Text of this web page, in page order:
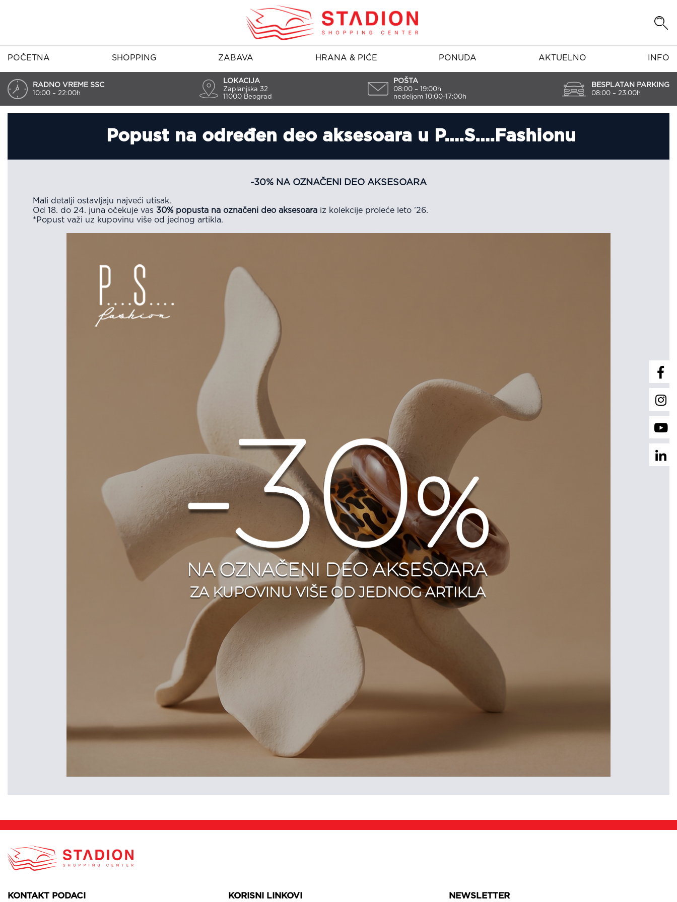
POČETNA SHOPPING ZABAVA HRANA & PIĆE PONUDA AKTUELNO INFO
RADNO VREME SSC
10:00 – 22:00h
LOKACIJA
Zaplanjska 32
11000 Beograd
POŠTA
08:00 – 19:00h
nedeljom 10:00-17:00h
BESPLATAN PARKING
08:00 – 23:00h
Popust na određen deo aksesoara u P….S….Fashionu
-30% NA OZNAČENI DEO AKSESOARA
Mali detalji ostavljaju najveći utisak.
Od 18. do 24. juna očekuje vas 30% popusta na označeni deo aksesoara iz kolekcije proleće leto ’26.
*Popust važi uz kupovinu više od jednog artikla.
KONTAKT PODACI KORISNI LINKOVI NEWSLETTER